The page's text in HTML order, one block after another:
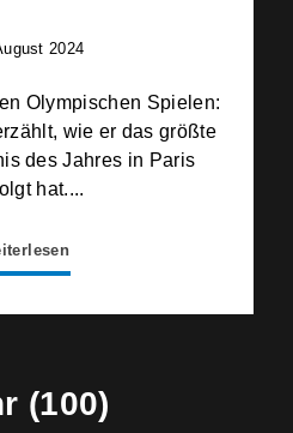
2024
Olympischen Spielen:
wie er das größte
des Jahres in Paris
hat....
(100)